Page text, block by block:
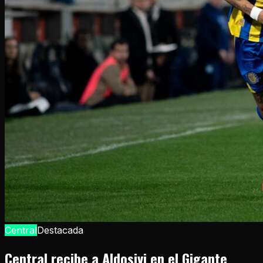
CentralDestacada
Central recibe a Aldosivi en el Gigante